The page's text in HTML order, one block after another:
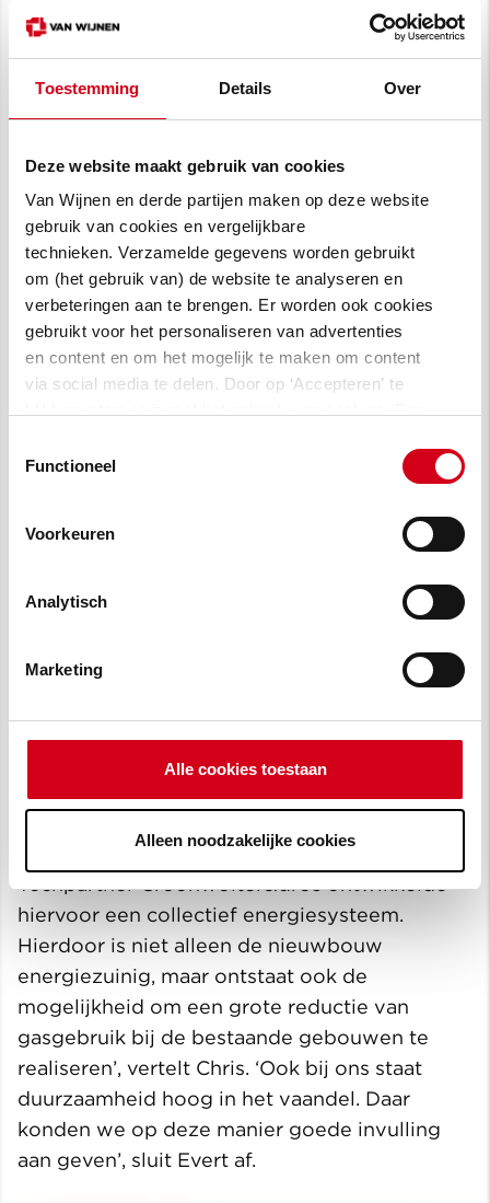
Toestemming Details Over
Deze website maakt gebruik van cookies
Van Wijnen en derde partijen maken op deze website
gebruik van cookies en vergelijkbare
technieken. Verzamelde gegevens worden gebruikt
om (het gebruik van) de website te analyseren en
verbeteringen aan te brengen. Er worden ook cookies
gebruikt voor het personaliseren van advertenties
en content en om het mogelijk te maken om content
via social media te delen. Door op ‘Accepteren’ te
vragen lees je in
Functioneel
Voorkeuren
Analytisch
Marketing
Alle cookies toestaan
Alleen noodzakelijke cookies
Een toekomstbestendig
park
Ook energiezuinigheid was een belangrijke eis
voor Opella. ‘We wilden hiervoor graag
opslag installatie (WKO) in het gebied.
Techpartner Croonwolter&dros ontwikkelde
hiervoor een collectief energiesysteem.
Hierdoor is niet alleen de nieuwbouw
energiezuinig, maar ontstaat ook de
mogelijkheid om een grote reductie van
gasgebruik bij de bestaande gebouwen te
realiseren’, vertelt Chris. ‘Ook bij ons staat
duurzaamheid hoog in het vaandel. Daar
konden we op deze manier goede invulling
aan geven’, sluit Evert af.